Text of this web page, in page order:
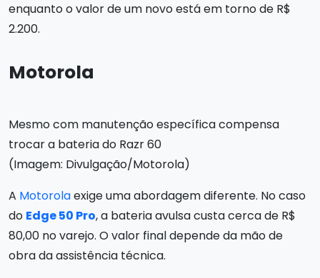
enquanto o valor de um novo está em torno de R$
2.200.
Motorola
Mesmo com manutenção específica compensa
trocar a bateria do Razr 60
(Imagem: Divulgação/Motorola)
A Motorolaexige uma abordagem diferente. No caso
do Edge 50 Pro, a bateria avulsa custa cerca de R$
80,00 no varejo. O valor final depende da mão de
obra da assistência técnica.